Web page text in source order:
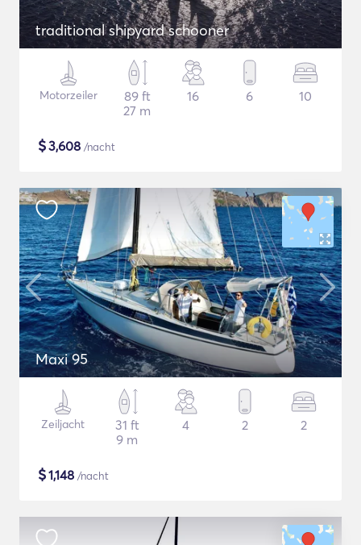
traditional shipyard schooner
Motorzeiler
89 ft
27 m
16 6 10
$3,608 /nacht
Maxi 95
Zeiljacht
31 ft
9 m
4 2 2
$1,148 /nacht